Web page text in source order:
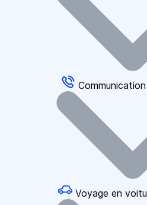
Voyage en